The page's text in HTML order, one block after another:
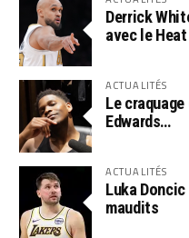
Derrick
avec le Heat
ACTUALITÉS
Le craquage
Edwards…
ACTUALITÉS
Luka
maudits